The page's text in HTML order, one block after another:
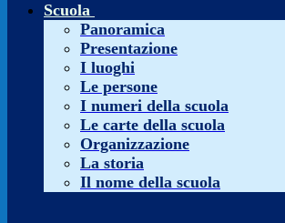
Scuola
Panoramica
Presentazione
I luoghi
Le persone
I numeri della scuola
Le carte della scuola
Organizzazione
La storia
Il nome della scuola